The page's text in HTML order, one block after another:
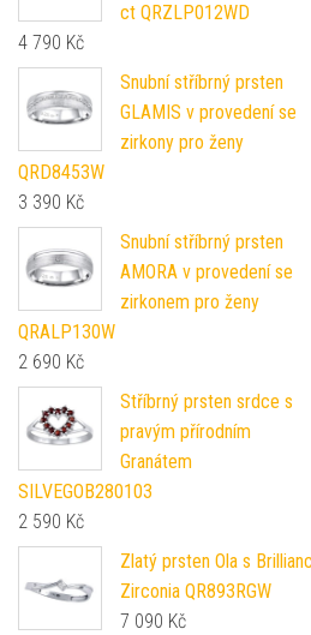
ct QRZLP012WD
4 790 Kč
Snubní stříbrný prsten
GLAMIS v provedení se
zirkony pro ženy
QRD8453W
3 390 Kč
Snubní stříbrný prsten
AMORA v provedení se
zirkonem pro ženy
QRALP130W
2 690 Kč
Stříbrný prsten srdce s
pravým přírodním
Granátem
SILVEGOB280103
2 590 Kč
Zlatý prsten Ola s
Zirconia QR893RGW
7 090 Kč